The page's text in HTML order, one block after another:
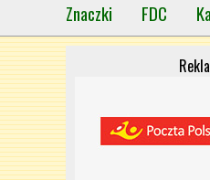
Znaczki
FDC